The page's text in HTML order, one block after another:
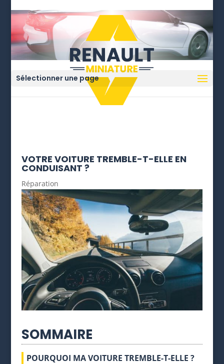
Sélectionner une page
VOTRE VOITURE TREMBLE-T-ELLE EN
CONDUISANT ?
Réparation
SOMMAIRE
POURQUOI MA VOITURE TREMBLE-T-ELLE ?